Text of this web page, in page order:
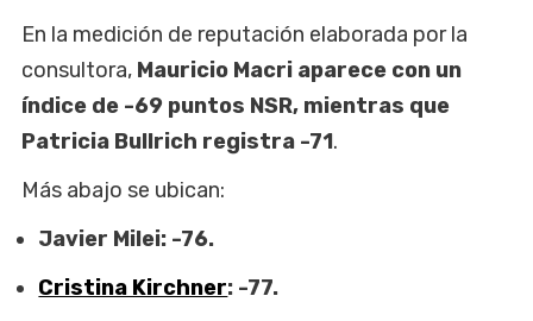
En la medición de reputación elaborada por la
consultora, Mauricio Macri aparece con un
índice de -69 puntos NSR, mientras que
Patricia Bullrich registra -71.
Más abajo se ubican:
Javier Milei: -76.
Cristina Kirchner: -77.